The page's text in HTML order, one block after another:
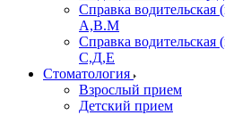
Справка водительская
А,В.М
Справка водительская
С,Д,Е
Стоматология
Взрослый прием
Детский прием